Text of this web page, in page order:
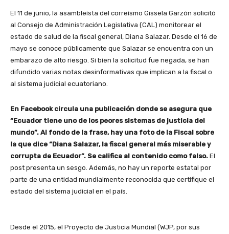
El 11 de junio, la asambleísta del correísmo Gissela Garzón solicitó
al Consejo de Administración Legislativa (CAL) monitorear el
estado de salud de la fiscal general, Diana Salazar. Desde el 16 de
mayo se conoce públicamente que Salazar se encuentra con un
embarazo de alto riesgo. Si bien la solicitud fue negada, se han
difundido varias notas desinformativas que implican a la fiscal o
al sistema judicial ecuatoriano.
En Facebook circula una publicación donde se asegura que
“Ecuador tiene uno de los peores sistemas de justicia del
mundo”. Al fondo de la frase, hay una foto de la Fiscal sobre
la que dice “Diana Salazar, la fiscal general más miserable y
corrupta de Ecuador”. Se califica al contenido como falso. El
post presenta un sesgo. Además, no hay un reporte estatal por
parte de una entidad mundialmente reconocida que certifique el
estado del sistema judicial en el país.
Desde el 2015, el Proyecto de Justicia Mundial (WJP, por sus